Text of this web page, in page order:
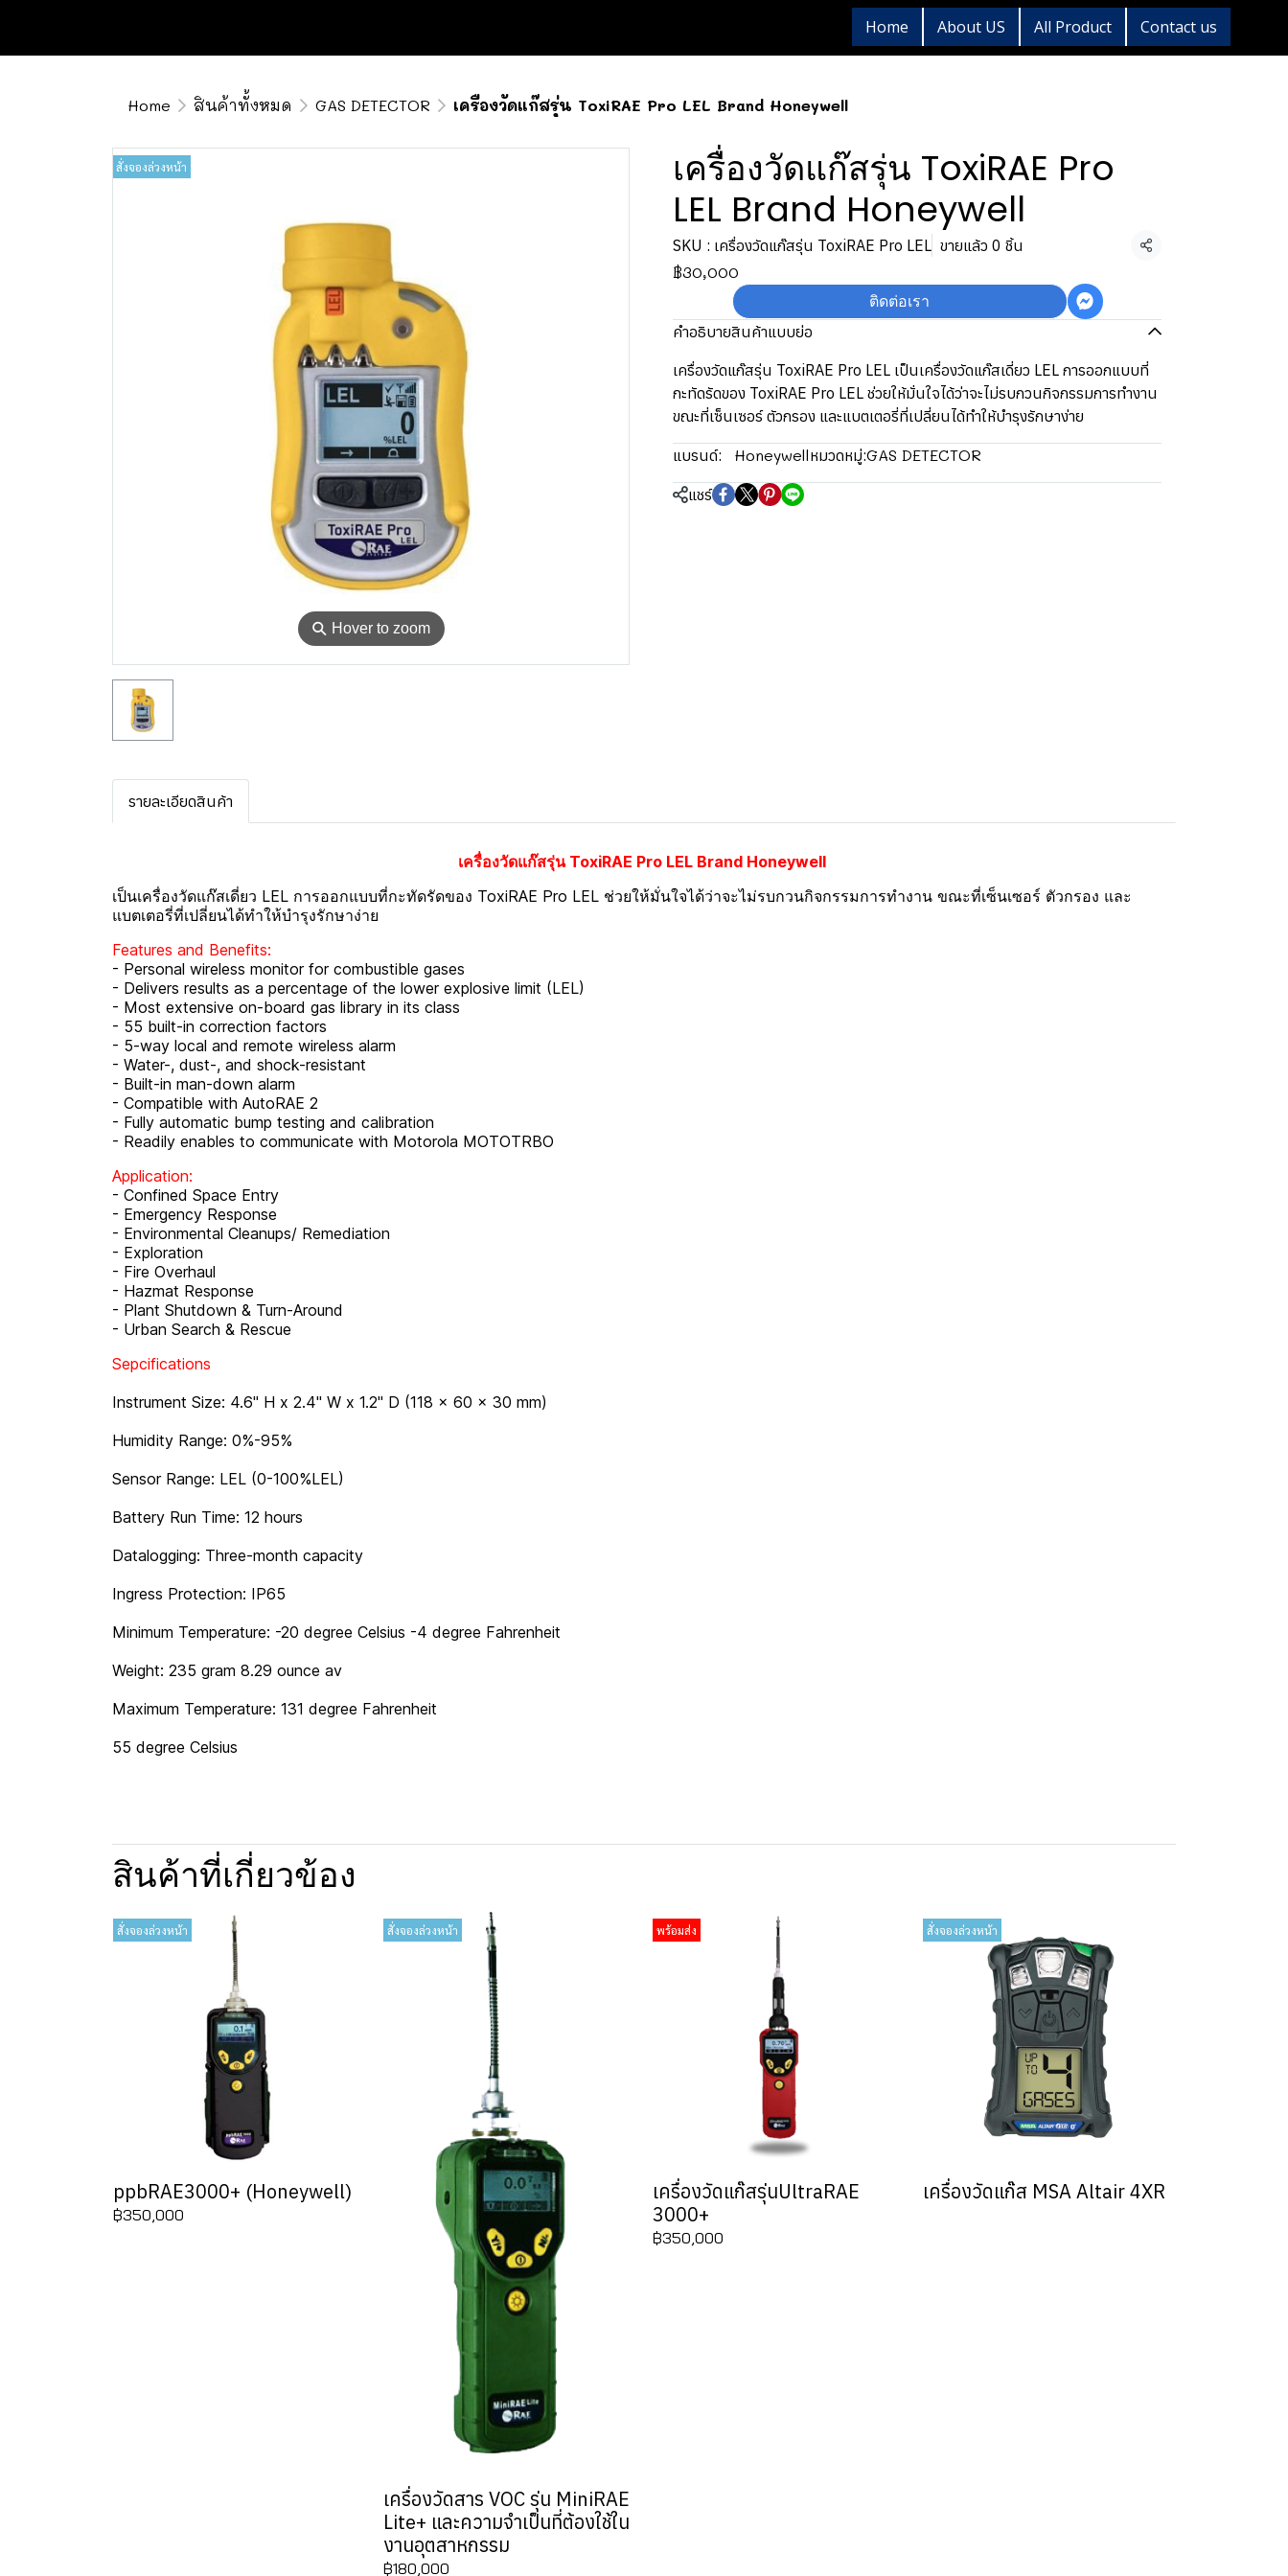
Home About US All Product Contact us
Home สินค้าทั้งหมด GAS DETECTOR เครื่องวัดแก๊สรุ่น ToxiRAE Pro LEL Brand Honeywell
⚲ Hover to zoom
สั่งจองล่วงหน้า
เครื่องวัดแก๊สรุ่น ToxiRAE Pro
LEL Brand Honeywell
SKU : เครื่องวัดแก๊สรุ่น ToxiRAE Pro LEL ขายแล้ว 0 ชิ้น แชร์
฿30,000
ติดต่อเรา
คำอธิบายสินค้าแบบย่อ
เครื่องวัดแก๊สรุ่น ToxiRAE Pro LEL เป็นเครื่องวัดแก๊สเดี่ยว LEL การออกแบบที่
กะทัดรัดของ ToxiRAE Pro LEL ช่วยให้มั่นใจได้ว่าจะไม่รบกวนกิจกรรมการทำงาน
ขณะที่เซ็นเซอร์ ตัวกรอง และแบตเตอรี่ที่เปลี่ยนได้ทำให้บำรุงรักษาง่าย
แบรนด์: Honeywellหมวดหมู่:GAS DETECTOR
แชร์
รายละเอียดสินค้า
เครื่องวัดแก๊สรุ่น ToxiRAE Pro LEL Brand Honeywell
เป็นเครื่องวัดแก๊สเดี่ยว LEL การออกแบบที่กะทัดรัดของ ToxiRAE Pro LEL ช่วยให้มั่นใจได้ว่าจะไม่รบกวนกิจกรรมการทำงาน ขณะที่เซ็นเซอร์ ตัวกรอง และ
แบตเตอรี่ที่เปลี่ยนได้ทำให้บำรุงรักษาง่าย
Features and Benefits:
- Personal wireless monitor for combustible gases
- Delivers results as a percentage of the lower explosive limit (LEL)
- Most extensive on-board gas library in its class
- 55 built-in correction factors
- 5-way local and remote wireless alarm
- Water-, dust-, and shock-resistant
- Built-in man-down alarm
- Compatible with AutoRAE 2
- Fully automatic bump testing and calibration
- Readily enables to communicate with Motorola MOTOTRBO
Application:
- Confined Space Entry
- Emergency Response
- Environmental Cleanups/ Remediation
- Exploration
- Fire Overhaul
- Hazmat Response
- Plant Shutdown & Turn-Around
- Urban Search & Rescue
Sepcifications
Instrument Size: 4.6" H x 2.4" W x 1.2" D (118 x 60 x 30 mm)
Humidity Range: 0%-95%
Sensor Range: LEL (0-100%LEL)
Battery Run Time: 12 hours
Datalogging: Three-month capacity
Ingress Protection: IP65
Minimum Temperature: -20 degree Celsius -4 degree Fahrenheit
Weight: 235 gram 8.29 ounce av
Maximum Temperature: 131 degree Fahrenheit
55 degree Celsius
สินค้าที่เกี่ยวข้อง
สั่งจองล่วงหน้า
ppbRAE3000+ (Honeywell)
฿350,000
สั่งจองล่วงหน้า
เครื่องวัดสาร VOC รุ่น MiniRAE
Lite+ และความจำเป็นที่ต้องใช้ใน
งานอุตสาหกรรม
฿180,000
พร้อมส่ง
เครื่องวัดแก๊สรุ่นUltraRAE
3000+
฿350,000
สั่งจองล่วงหน้า
เครื่องวัดแก๊ส MSA Altair 4XR